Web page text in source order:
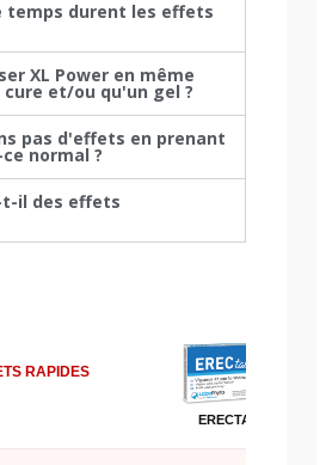
temps durent les effets
XL Power en même
et/ou qu'un gel ?
pas d'effets en prenant
normal ?
t-il des effets
RAPIDES
ERECTAB